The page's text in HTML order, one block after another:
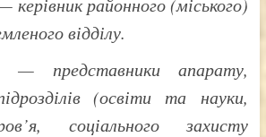
відділу.
— представники апарату,
(освіти та науки,
соціального захисту